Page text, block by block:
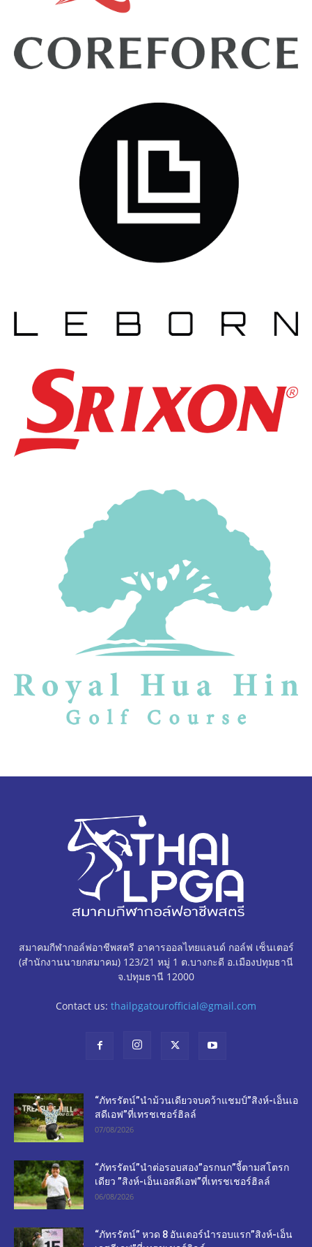
สมาคมกีฬากอล์ฟอาชีพสตรี อาคารออลไทยแลนด์ กอล์ฟ เซ็นเตอร์
(สำนักงานนายกสมาคม) 123/21 หมู่ 1 ต.บางกะดี อ.เมืองปทุมธานี
จ.ปทุมธานี 12000
Contact us: thailpgatourofficial@gmail.com
“ภัทรรัตน์”นำม้วนเดียวจบคว้าแชมป์”สิงห์-เอ็นเอ
สดีเอฟ”ที่เทรชเชอร์ฮิลล์
07/08/2026
“ภัทรรัตน์”นำต่อรอบสอง”อรกนก”จี้ตามสโตรก
เดียว ”สิงห์-เอ็นเอสดีเอฟ”ที่เทรชเชอร์ฮิลล์
06/08/2026
“ภัทรรัตน์” หวด 8 อันเดอร์นำรอบแรก”สิงห์-เอ็น